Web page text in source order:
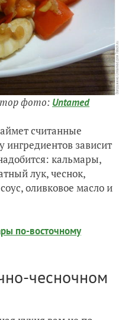
фото: Untamed
считанные
ингредиентов зависит
кальмары,
лук, чеснок,
оливковое масло и
по-восточному
чесночном